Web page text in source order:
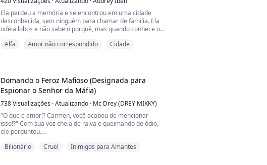
Ela perdeu a memória e se encontrou em uma cidade
desconhecida, sem ninguém para chamar de família. Ela
odeia lobos e não sabe o porquê, mas quando conhece o
assombrada pelo tio Ragner, pois é a herdeira legítima do
Alfa Amor não correspondido Cidade
Domando o Feroz Mafioso (Designada para
Espionar o Senhor da Máfia)
738Visualizações ·Atualizando · Mc Drey (DREY MIKKY)
"O que é amor!? Carmen, você acabou de mencionar
isso!?" Com sua voz cheia de raiva e queimando de ódio,
ele perguntou.
"Sim... Eu sempre fiz— Eu te amo," ela disse com as
Bilionário Cruel Inimigos para Amantes